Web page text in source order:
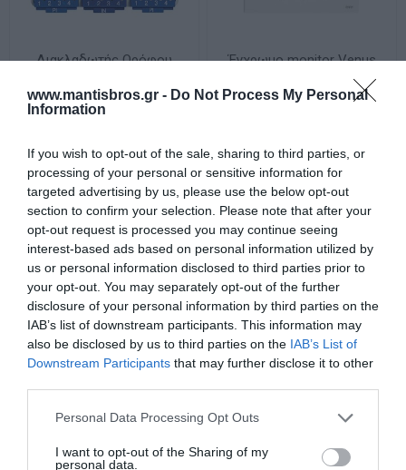
www.mantisbros.gr - Do Not Process My Personal
Information
If you wish to opt-out of the sale, sharing to third parties, or
processing of your personal or sensitive information for
targeted advertising by us, please use the below opt-out
section to confirm your selection. Please note that after your
opt-out request is processed you may continue seeing
interest-based ads based on personal information utilized by
us or personal information disclosed to third parties prior to
your opt-out. You may separately opt-out of the further
disclosure of your personal information by third parties on the
IAB’s list of downstream participants. This information may
also be disclosed by us to third parties on the IAB’s List of
Downstream Participants that may further disclose it to other
Please note that this website/app uses one or more Google
not limited to your visit or usage behaviour. You may click to
Personal Data Processing Opt Outs
I want to opt-out of the Sharing of my
personal data.
Διακλαδωτής Ορόφου
336820
Διαθέσιμο
Έγχρωμο monitor Venus
Vision 4,3” Λευκό Touch
VHS 204 BUS 2K
Διαθέσιμο
Εξάρτημα
Ενδοεπικοινωνίας Sprint
Sfera 337411
136,11 €
Ηλεκτρικό Κυπρί
Κλειδαριάς με Κοντό
Μηχανισμό 12V
19,44 €